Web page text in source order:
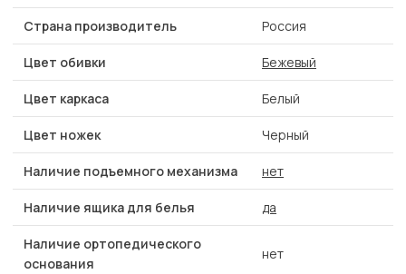
Страна производитель Россия
Цвет обивки Бежевый
Цвет каркаса Белый
Цвет ножек Черный
Наличие подъемного механизма нет
Наличие ящика для белья да
Наличие ортопедического
основания
нет